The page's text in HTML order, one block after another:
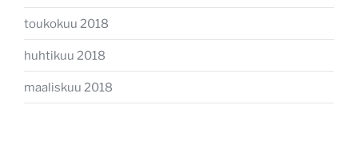
toukokuu 2018
huhtikuu 2018
maaliskuu 2018